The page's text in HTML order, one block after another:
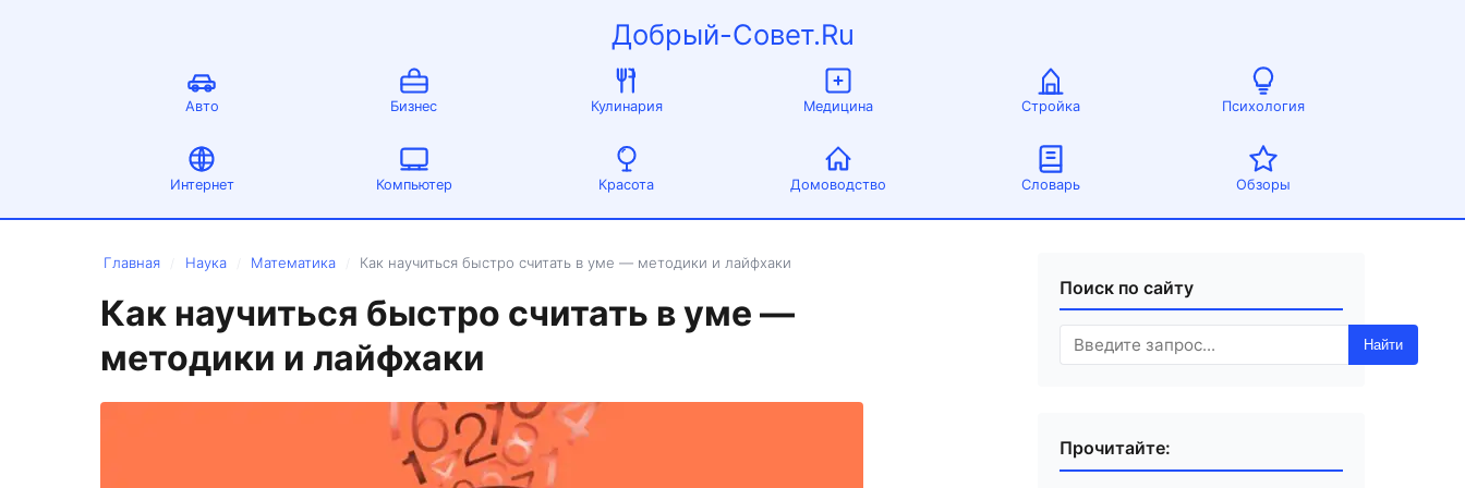
Добрый-Совет.Ru
Авто Бизнес Кулинария Медицина Стройка Психология
Интернет Компьютер Красота Домоводство Словарь Обзоры
Главная Наука Математика Как научиться быстро считать в уме — методики и лайфхаки
Как научиться быстро считать в уме —
методики и лайфхаки
Поиск по сайту
Найти
Прочитайте: